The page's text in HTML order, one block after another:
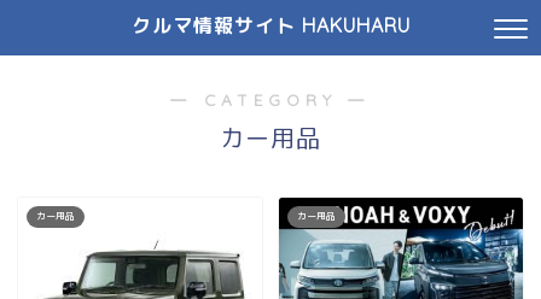
クルマ情報サイト HAKUHARU
― CATEGORY ―
カー用品
カー用品 カー用品